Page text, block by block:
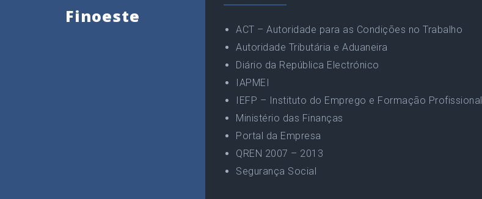
Finoeste
ACT – Autoridade para as Condições no Trabalho
Autoridade Tributária e Aduaneira
Diário da República Electrónico
IAPMEI
IEFP – Instituto do Emprego e Formação Profissional
Ministério das Finanças
Portal da Empresa
QREN 2007 – 2013
Segurança Social